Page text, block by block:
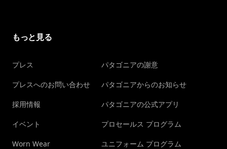
もっと見る
プレス
プレスへのお問い合わせ
採用情報
イベント
Worn Wear
パタゴニアの謝意
パタゴニアからのお知らせ
パタゴニアの公式アプリ
プロセールス プログラム
ユニフォーム プログラム